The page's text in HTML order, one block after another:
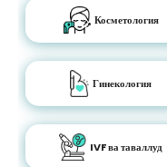
Косметология
Гинекология
IVF ва таваллуд